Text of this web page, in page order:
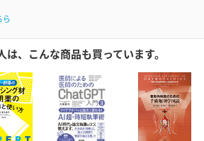
ら
は、こんな商品も買っています。